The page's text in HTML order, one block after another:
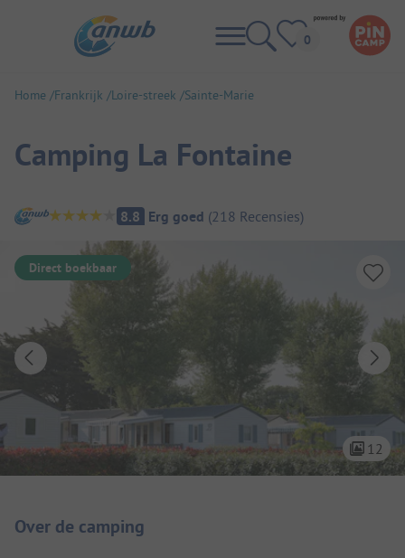
Home Frankrijk Loire-streek Sainte-Marie
Camping La Fontaine
Camping overzicht
8.8 Erg goed (218 Recensies)
Direct boekbaar
12
Over de camping